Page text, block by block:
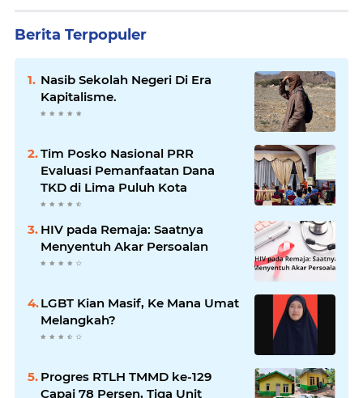
Berita Terpopuler
Nasib Sekolah Negeri Di Era
Kapitalisme.
Tim Posko Nasional PRR
Evaluasi Pemanfaatan Dana
TKD di Lima Puluh Kota
HIV pada Remaja: Saatnya
Menyentuh Akar Persoalan
LGBT Kian Masif, Ke Mana Umat
Melangkah?
Progres RTLH TMMD ke-129
Capai 78 Persen, Tiga Unit